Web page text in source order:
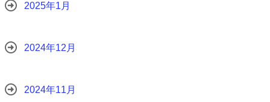
2025年1月
2024年12月
2024年11月